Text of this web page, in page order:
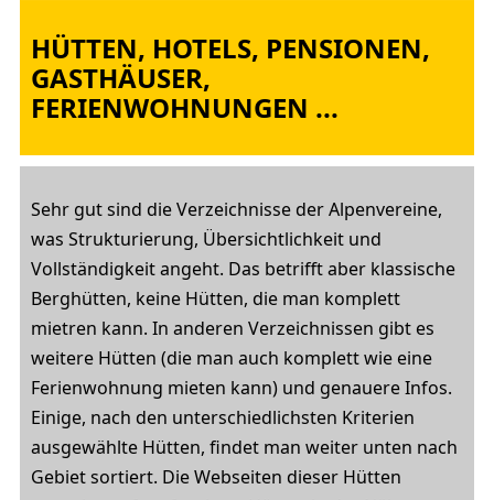
HÜTTEN, HOTELS, PENSIONEN,
GASTHÄUSER,
FERIENWOHNUNGEN ...
Sehr gut sind die Verzeichnisse der Alpenvereine,
was Strukturierung, Übersichtlichkeit und
Vollständigkeit angeht. Das betrifft aber klassische
Berghütten, keine Hütten, die man komplett
mietren kann. In anderen Verzeichnissen gibt es
weitere Hütten (die man auch komplett wie eine
Ferienwohnung mieten kann) und genauere Infos.
Einige, nach den unterschiedlichsten Kriterien
ausgewählte Hütten, findet man weiter unten nach
Gebiet sortiert. Die Webseiten dieser Hütten